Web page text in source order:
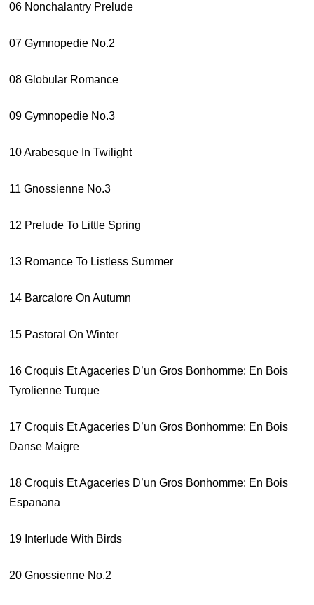
06 Nonchalantry Prelude
07 Gymnopedie No.2
08 Globular Romance
09 Gymnopedie No.3
10 Arabesque In Twilight
11 Gnossienne No.3
12 Prelude To Little Spring
13 Romance To Listless Summer
14 Barcalore On Autumn
15 Pastoral On Winter
16 Croquis Et Agaceries D’un Gros Bonhomme: En Bois
Tyrolienne Turque
17 Croquis Et Agaceries D’un Gros Bonhomme: En Bois
Danse Maigre
18 Croquis Et Agaceries D’un Gros Bonhomme: En Bois
Espanana
19 Interlude With Birds
20 Gnossienne No.2